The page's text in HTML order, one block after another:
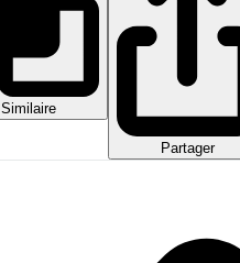
Similaire
Partager